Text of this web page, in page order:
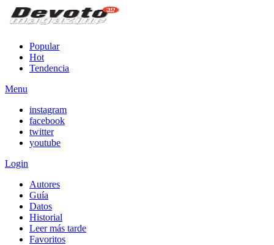
Popular
Hot
Tendencia
Menu
instagram
facebook
twitter
youtube
Login
Autores
Guía
Datos
Historial
Leer más tarde
Favoritos